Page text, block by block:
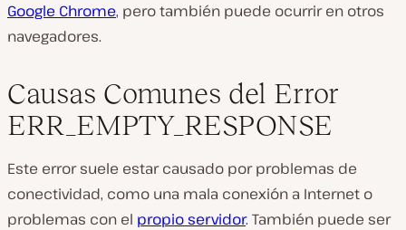
Google Chrome, pero también puede ocurrir en otros
navegadores.
Causas Comunes del Error
ERR_EMPTY_RESPONSE
Este error suele estar causado por problemas de
conectividad, como una mala conexión a Internet o
problemas con el propio servidor. También puede ser